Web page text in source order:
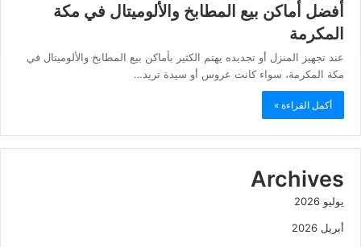
أفضل أماكن بيع المطابخ والألوميتال في مكة
المكرمة
عند تجهيز المنزل أو تجديده يهتم الكثير بأماكن بيع المطابخ والألوميتال في
مكة المكرمة، سواء كانت عروس أو سيدة تريد…
أكمل القراءة »
Archives
يوليو 2026
أبريل 2026